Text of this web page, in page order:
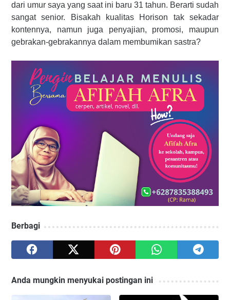
dari umur saya yang saat ini baru 31 tahun. Berarti sudah
sangat senior. Bisakah kualitas Horison tak sekadar
kontennya, namun juga penyajian, promosi, maupun
gebrakan-gebrakannya dalam membumikan sastra?
Berbagi
Anda mungkin menyukai postingan ini